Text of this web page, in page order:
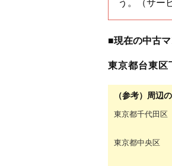
う。（サー
■現在の中古
東京都台東区
（参考）周辺
東京都千代田区
東京都中央区